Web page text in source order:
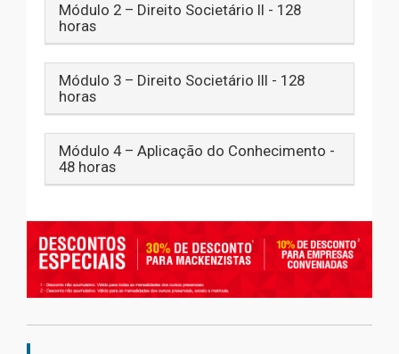
Módulo 2 – Direito Societário II - 128
horas
Módulo 3 – Direito Societário III - 128
horas
Módulo 4 – Aplicação do Conhecimento -
48 horas